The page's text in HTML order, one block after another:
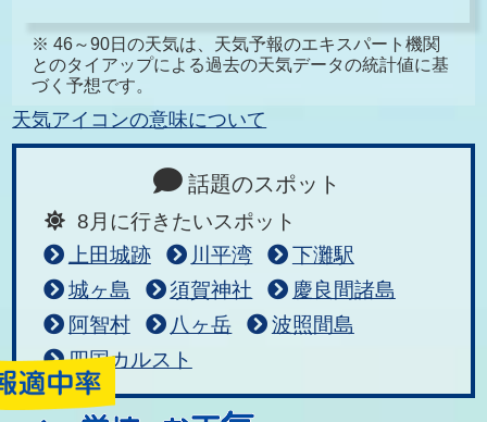
※ 46～90日の天気は、天気予報のエキスパート機関
とのタイアップによる過去の天気データの統計値に基
づく予想です。
天気アイコンの意味について
話題のスポット
8月に行きたいスポット
上田城跡
川平湾
下灘駅
城ヶ島
須賀神社
慶良間諸島
阿智村
八ヶ岳
波照間島
四国カルスト